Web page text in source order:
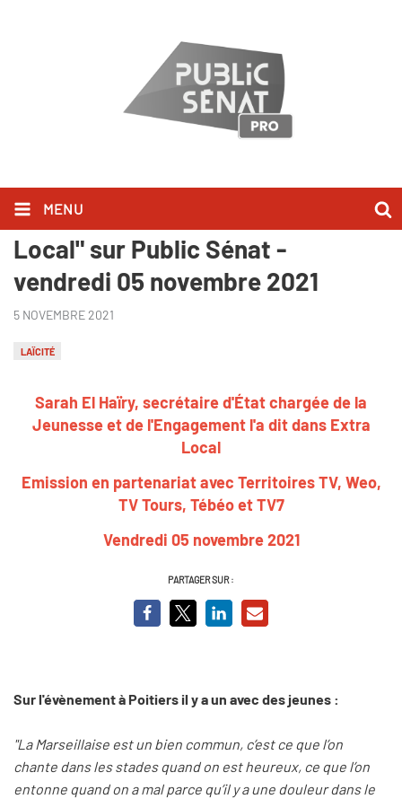
MENU
Sarah El Haïry l'a dit dans "Extra
Local" sur Public Sénat -
vendredi 05 novembre 2021
5 NOVEMBRE 2021
LAÏCITÉ
Sarah El Haïry, secrétaire d'État chargée de la
Jeunesse et de l'Engagement l'a dit dans Extra
Local
Emission en partenariat avec Territoires TV, Weo,
TV Tours, Tébéo et TV7
Vendredi 05 novembre 2021
PARTAGER SUR :
Sur l'évènement à Poitiers il y a un avec des jeunes :
"La Marseillaise est un bien commun, c’est ce que l’on
chante dans les stades quand on est heureux, ce que l’on
entonne quand on a mal parce qu’il y a une douleur dans le